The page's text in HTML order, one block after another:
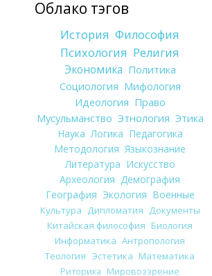
Облако тэгов
История Философия
Психология Религия
Экономика Политика
Социология Мифология
Идеология Право
Мусульманство Этнология Этика
Наука Логика Педагогика
Методология Языкознание
Литература Искусство
Археология Демография
География Экология Военные
Культура Дипломатия Документы
Китайская философия Биология
Информатика Антропология
Теология Эстетика Математика
Риторика Мировоззрение